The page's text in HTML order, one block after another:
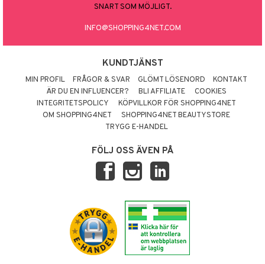
SNART SOM MÖJLIGT.
INFO@SHOPPING4NET.COM
KUNDTJÄNST
MIN PROFIL FRÅGOR & SVAR GLÖMT LÖSENORD
KONTAKT
ÄR DU EN INFLUENCER?
BLI AFFILIATE
COOKIES
INTEGRITETSPOLICY
KÖPVILLKOR FÖR SHOPPING4NET
OM SHOPPING4NET
SHOPPING4NET BEAUTYSTORE
TRYGG E-HANDEL
FÖLJ OSS ÄVEN PÅ